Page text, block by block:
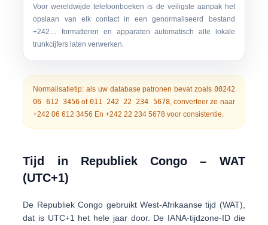
Voor wereldwijde telefoonboeken is de veiligste aanpak het
opslaan van elk contact in een genormaliseerd bestand
+242… formatteren en apparaten automatisch alle lokale
trunkcijfers laten verwerken.
Normalisatietip: als uw database patronen bevat zoals 00242
06 612 3456of 011 242 22 234 5678, converteer ze naar
+242 06 612 3456 En+242 22 234 5678 voor consistentie.
Tijd in Republiek Congo – WAT
(UTC+1)
De Republiek Congo gebruikt West-Afrikaanse tijd (WAT)
dat is UTC+1 het hele jaar door. De IANA-tijdzone-ID die